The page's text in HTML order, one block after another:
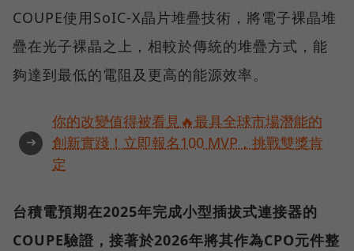
COUPE使用SoIC-X晶片堆疊技術，將電子裸晶堆
疊在光子裸晶之上，相較於傳統的堆疊方式，能
夠達到最低的電阻及更高的能源效率。
➜
你的改變值得被看見🔥最具全球市場潛能的
創新實踐！立即報名100 MVP，挑戰雙獎肯
定
台積電預期在2025年完成小型插拔式連接器的
COUPE驗證，接著於2026年將其作為CPO元件整